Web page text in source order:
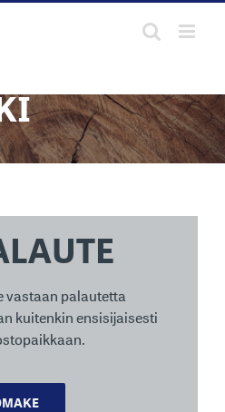
vastaan palautetta
kuitenkin ensisijaisesti